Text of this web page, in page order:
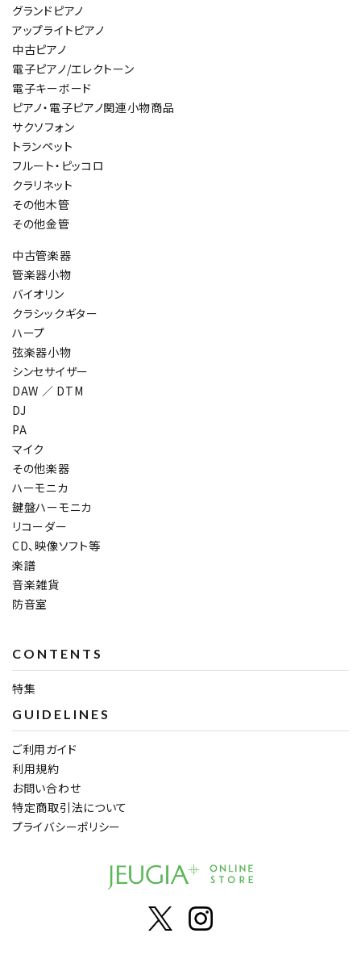
グランドピアノ
アップライトピアノ
中古ピアノ
電子ピアノ/エレクトーン
電子キーボード
ピアノ・電子ピアノ関連小物商品
サクソフォン
トランペット
フルート・ピッコロ
クラリネット
その他木管
その他金管
中古管楽器
管楽器小物
バイオリン
クラシックギター
ハープ
弦楽器小物
シンセサイザー
DAW ／ DTM
DJ
PA
マイク
その他楽器
ハーモニカ
鍵盤ハーモニカ
リコーダー
CD、映像ソフト等
楽譜
音楽雑貨
防音室
CONTENTS
特集
GUIDELINES
ご利用ガイド
利用規約
お問い合わせ
特定商取引法について
プライバシーポリシー